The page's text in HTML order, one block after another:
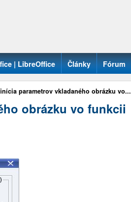
| LibreOffice Články Fórum
parametrov vkladaného obrázku vo...
obrázku vo funkcii